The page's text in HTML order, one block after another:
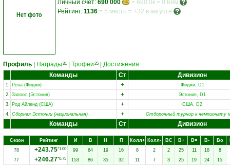
Нет фото
Личный счёт: 690 000
= 690.0к = 0.69м
Рейтинг: 1136 = 5 место = +32 в августе
Профиль Награды 31 Трофеи 25
Достижения
Команды
Ст Дивизион
1. Рева (Фиджи) +
Фиджи, D1
2. Запоос (Эстония) +
Эстония, D1
3. Род Айленд (США) +
США, D2
4. Сборная Эстонии (национальная) + Отборочный турнир к чемпионату
Команды Ст Дивизион
Сезон Рейтинг И В Н П Колл+ Колл- ВC В+ В= В- Вo
78
+243.75*1.00 99 64 19 16 8 2 2 25 11 18
8
77
+246.27*0.75 153 86 35 32 11 7 3 25 19 24
15